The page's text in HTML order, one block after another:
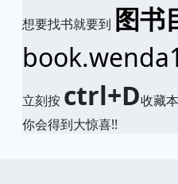
想要找书就要到 图书
立刻按 ctrl+D收藏
你会得到大惊喜!!